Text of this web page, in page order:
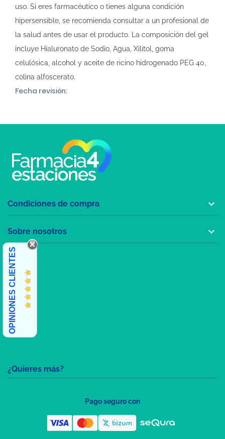
uso. Si eres farmacéutico o tienes alguna condición
hipersensible, se recomienda consultar a un profesional de
la salud antes de usar el producto. La composición del gel
incluye Hialuronato de Sodio, Agua, Xilitol, goma
celulósica, alcohol y aceite de ricino hidrogenado PEG 40,
colina alfoscerato.
Fecha revisión:
¿Quieres más?
Condiciones de compra 
Sobre nosotros 
OPINIONES CLIENTES
Pago seguro con